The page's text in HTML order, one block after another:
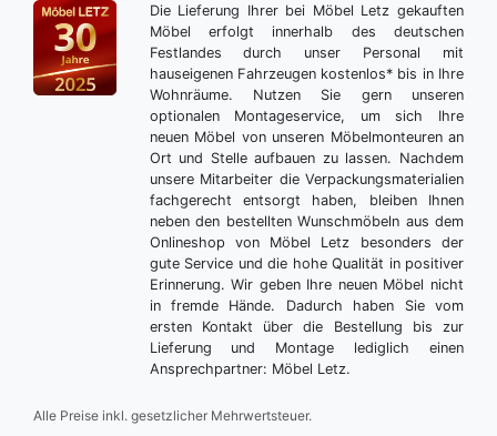
Die Lieferung Ihrer bei Möbel Letz gekauften
Möbel erfolgt innerhalb des deutschen
Festlandes durch unser Personal mit
hauseigenen Fahrzeugen kostenlos* bis in Ihre
Wohnräume. Nutzen Sie gern unseren
optionalen Montageservice, um sich Ihre
neuen Möbel von unseren Möbelmonteuren an
Ort und Stelle aufbauen zu lassen. Nachdem
unsere Mitarbeiter die Verpackungsmaterialien
fachgerecht entsorgt haben, bleiben Ihnen
neben den bestellten Wunschmöbeln aus dem
Onlineshop von Möbel Letz besonders der
gute Service und die hohe Qualität in positiver
Erinnerung. Wir geben Ihre neuen Möbel nicht
in fremde Hände. Dadurch haben Sie vom
ersten Kontakt über die Bestellung bis zur
Lieferung und Montage lediglich einen
Ansprechpartner: Möbel Letz.
Alle Preise inkl. gesetzlicher Mehrwertsteuer.